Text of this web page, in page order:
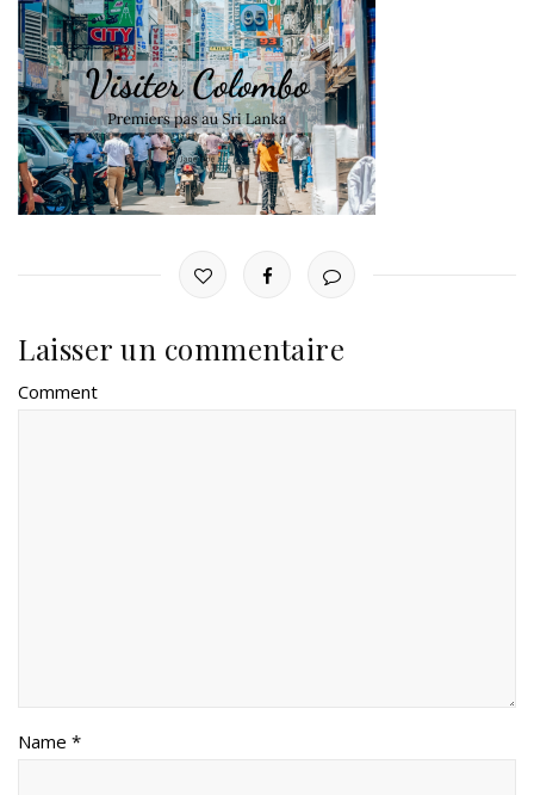
Laisser un commentaire
Comment
Name *